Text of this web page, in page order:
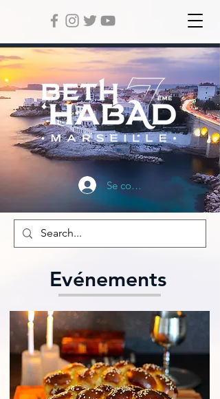
Se connecter
Evénements